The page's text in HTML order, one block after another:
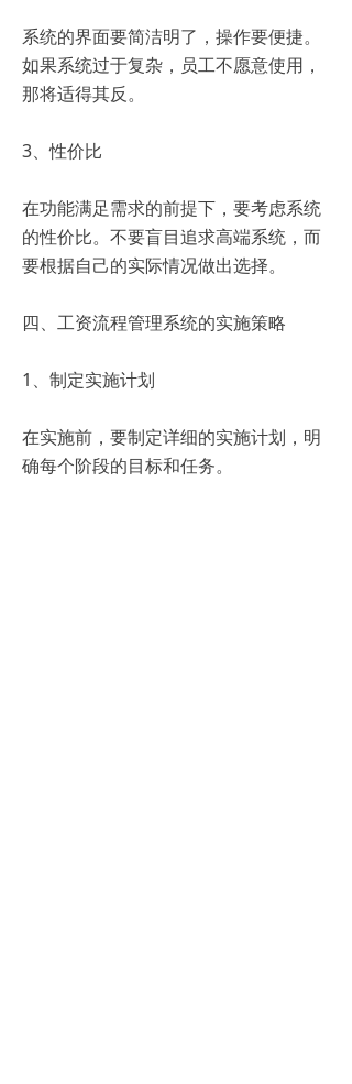
系统的界面要简洁明了，操作要便捷。
如果系统过于复杂，员工不愿意使用，
那将适得其反。
3、性价比
在功能满足需求的前提下，要考虑系统
的性价比。不要盲目追求高端系统，而
要根据自己的实际情况做出选择。
四、工资流程管理系统的实施策略
1、制定实施计划
在实施前，要制定详细的实施计划，明
确每个阶段的目标和任务。